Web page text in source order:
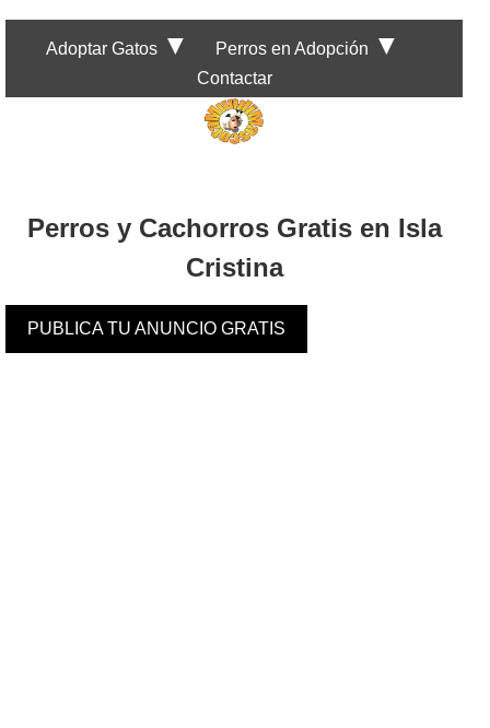
Adoptar Gatos ▼ Perros en Adopción ▼
Contactar
Perros y Cachorros Gratis en Isla
Cristina
PUBLICA TU ANUNCIO GRATIS